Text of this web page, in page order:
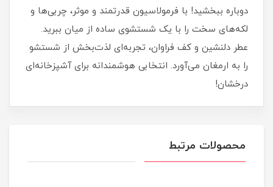
دوباره ببخشید! با فرمولاسیون قدرتمند و موثر، چربی‌ها و
لکه‌های سخت را با یک شستشوی ساده از میان ببرید.
عطر دلنشین و کف فراوان، تجربه‌ای لذت‌بخش از شستشو
را به ارمغان می‌آورد. انتخابی هوشمندانه برای آشپزخانه‌ای
درخشان!
محصولات مرتبط